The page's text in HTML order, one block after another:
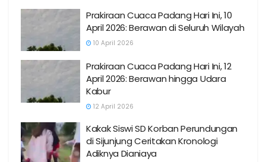
Prakiraan Cuaca Padang Hari Ini, 10
April 2026: Berawan di Seluruh Wilayah
10 April 2026
Prakiraan Cuaca Padang Hari Ini, 12
April 2026: Berawan hingga Udara
Kabur
12 April 2026
Kakak Siswi SD Korban Perundungan
di Sijunjung Ceritakan Kronologi
Adiknya Dianiaya